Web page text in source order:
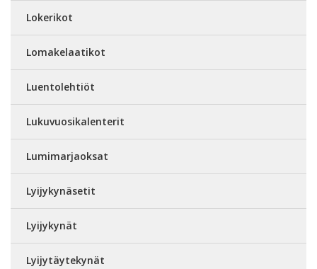
Lokerikot
Lomakelaatikot
Luentolehtiöt
Lukuvuosikalenterit
Lumimarjaoksat
Lyijykynäsetit
Lyijykynät
Lyijytäytekynät